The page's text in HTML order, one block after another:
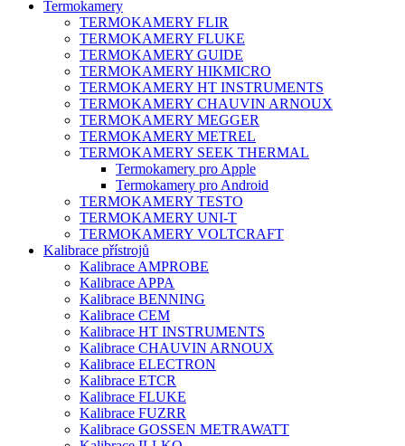
Termokamery
TERMOKAMERY FLIR
TERMOKAMERY FLUKE
TERMOKAMERY GUIDE
TERMOKAMERY HIKMICRO
TERMOKAMERY HT INSTRUMENTS
TERMOKAMERY CHAUVIN ARNOUX
TERMOKAMERY MEGGER
TERMOKAMERY METREL
TERMOKAMERY SEEK THERMAL
Termokamery pro Apple
Termokamery pro Android
TERMOKAMERY TESTO
TERMOKAMERY UNI-T
TERMOKAMERY VOLTCRAFT
Kalibrace přístrojů
Kalibrace AMPROBE
Kalibrace APPA
Kalibrace BENNING
Kalibrace CEM
Kalibrace HT INSTRUMENTS
Kalibrace CHAUVIN ARNOUX
Kalibrace ELECTRON
Kalibrace ETCR
Kalibrace FLUKE
Kalibrace FUZRR
Kalibrace GOSSEN METRAWATT